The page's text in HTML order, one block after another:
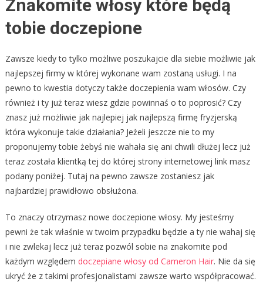
Znakomite włosy które będą
tobie doczepione
Zawsze kiedy to tylko możliwe poszukajcie dla siebie możliwie jak
najlepszej firmy w której wykonane wam zostaną usługi. I na
pewno to kwestia dotyczy także doczepienia wam włosów. Czy
również i ty już teraz wiesz gdzie powinnaś o to poprosić? Czy
znasz już możliwie jak najlepiej jak najlepszą firmę fryzjerską
która wykonuje takie działania? Jeżeli jeszcze nie to my
proponujemy tobie żebyś nie wahała się ani chwili dłużej lecz już
teraz została klientką tej do której strony internetowej link masz
podany poniżej. Tutaj na pewno zawsze zostaniesz jak
najbardziej prawidłowo obsłużona.
To znaczy otrzymasz nowe doczepione włosy. My jesteśmy
pewni że tak właśnie w twoim przypadku będzie a ty nie wahaj się
i nie zwlekaj lecz już teraz pozwól sobie na znakomite pod
każdym względem doczepiane włosy od Cameron Hair. Nie da się
ukryć że z takimi profesjonalistami zawsze warto współpracować.